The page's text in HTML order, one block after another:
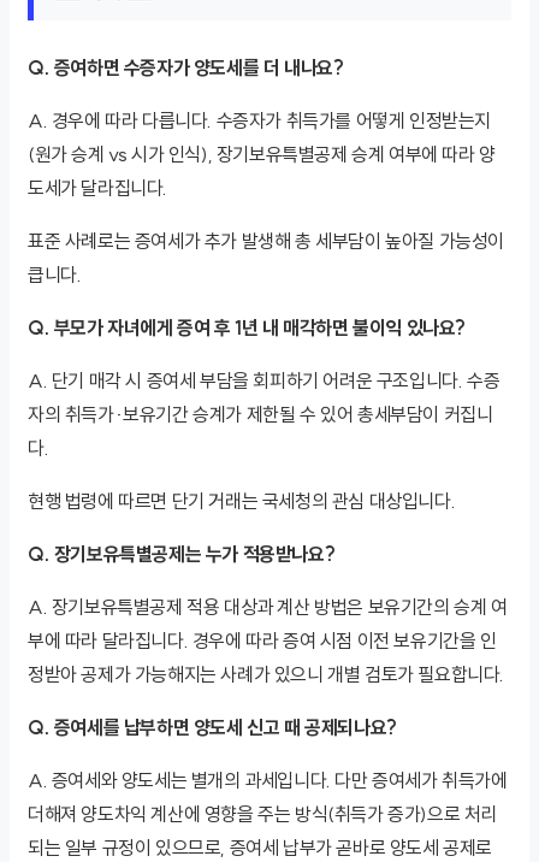
Q. 증여하면 수증자가 양도세를 더 내나요?
A. 경우에 따라 다릅니다. 수증자가 취득가를 어떻게 인정받는지
(원가 승계 vs 시가 인식), 장기보유특별공제 승계 여부에 따라 양
도세가 달라집니다.
표준 사례로는 증여세가 추가 발생해 총 세부담이 높아질 가능성이
큽니다.
Q. 부모가 자녀에게 증여 후 1년 내 매각하면 불이익 있나요?
A. 단기 매각 시 증여세 부담을 회피하기 어려운 구조입니다. 수증
자의 취득가·보유기간 승계가 제한될 수 있어 총세부담이 커집니
다.
현행 법령에 따르면 단기 거래는 국세청의 관심 대상입니다.
Q. 장기보유특별공제는 누가 적용받나요?
A. 장기보유특별공제 적용 대상과 계산 방법은 보유기간의 승계 여
부에 따라 달라집니다. 경우에 따라 증여 시점 이전 보유기간을 인
정받아 공제가 가능해지는 사례가 있으니 개별 검토가 필요합니다.
Q. 증여세를 납부하면 양도세 신고 때 공제되나요?
A. 증여세와 양도세는 별개의 과세입니다. 다만 증여세가 취득가에
더해져 양도차익 계산에 영향을 주는 방식(취득가 증가)으로 처리
되는 일부 규정이 있으므로, 증여세 납부가 곧바로 양도세 공제로